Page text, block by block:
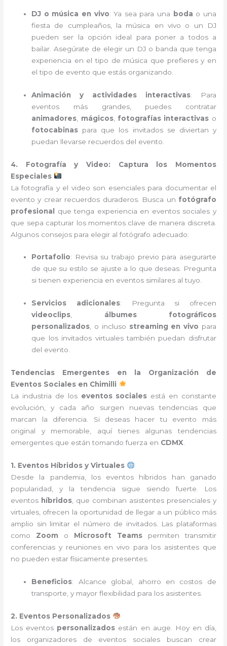
DJ o música en vivo: Ya sea para una boda o una
fiesta de cumpleaños, la música en vivo o un DJ
pueden ser la opción ideal para poner a todos a
bailar. Asegúrate de elegir un DJ o banda que tenga
experiencia en el tipo de música que prefieres y en
el tipo de evento que estás organizando.
Animación y actividades interactivas: Para
eventos más grandes, puedes contratar
animadores
mágicos, fotografías interactivas o
fotocabinas para que los invitados se diviertan y
puedan llevarse recuerdos del evento.
4. Fotografía y Video: Captura los Momentos
Especiales
La fotografía y el video son esenciales para documentar el
evento y crear recuerdos duraderos. Busca un fotógrafo
profesional que tenga experiencia en eventos sociales y
que sepa capturar los momentos clave de manera discreta.
Algunos consejos para elegir al fotógrafo adecuado:
Portafolio: Revisa su trabajo previo para asegurarte
de que su estilo se ajuste a lo que deseas. Pregunta
si tienen experiencia en eventos similares al tuyo.
Servicios adicionales: Pregunta si ofrecen
videoclips, álbumes fotográficos
personalizados, o incluso streaming en vivo para
que los invitados virtuales también puedan disfrutar
del evento.
Tendencias Emergentes en la Organización de
Eventos Sociales en Chimilli
La industria de los eventos sociales está en constante
evolución, y cada año surgen nuevas tendencias que
marcan la diferencia. Si deseas hacer tu evento más
original y memorable, aquí tienes algunas tendencias
emergentes que están tomando fuerza en CDMX
1. Eventos Híbridos y Virtuales
Desde la pandemia, los eventos híbridos han ganado
popularidad, y la tendencia sigue siendo fuerte. Los
eventos híbridos , que combinan asistentes presenciales y
virtuales, ofrecen la oportunidad de llegar a un público más
amplio sin limitar el número de invitados. Las plataformas
como Zoom o Microsoft Teamspermiten transmitir
conferencias y reuniones en vivo para los asistentes que
no pueden estar físicamente presentes.
Beneficios: Alcance global, ahorro en costos de
transporte, y mayor flexibilidad para los asistentes.
2. Eventos Personalizados
Los eventos personalizados están en auge. Hoy en día,
los organizadores de eventos sociales buscan crear